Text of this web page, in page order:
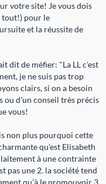
votre site! Je vous dois
tout!) pour le
et la réussite de
dit de méfier: "La LL c'est
je ne suis pas trop
clairs, si on a besoin
ou d'un conseil très précis
vous!
non plus pourquoi cette
qu'est Elisabeth
à une contrainte
pas une 2. la société tend
qu'à le promouvoir 3.